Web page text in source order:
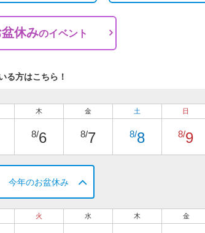
休みのイベント
る方はこちら！
木
8/6
金
8/7
土
8/8
日
8/9
今年のお盆休み
火 水 木 金